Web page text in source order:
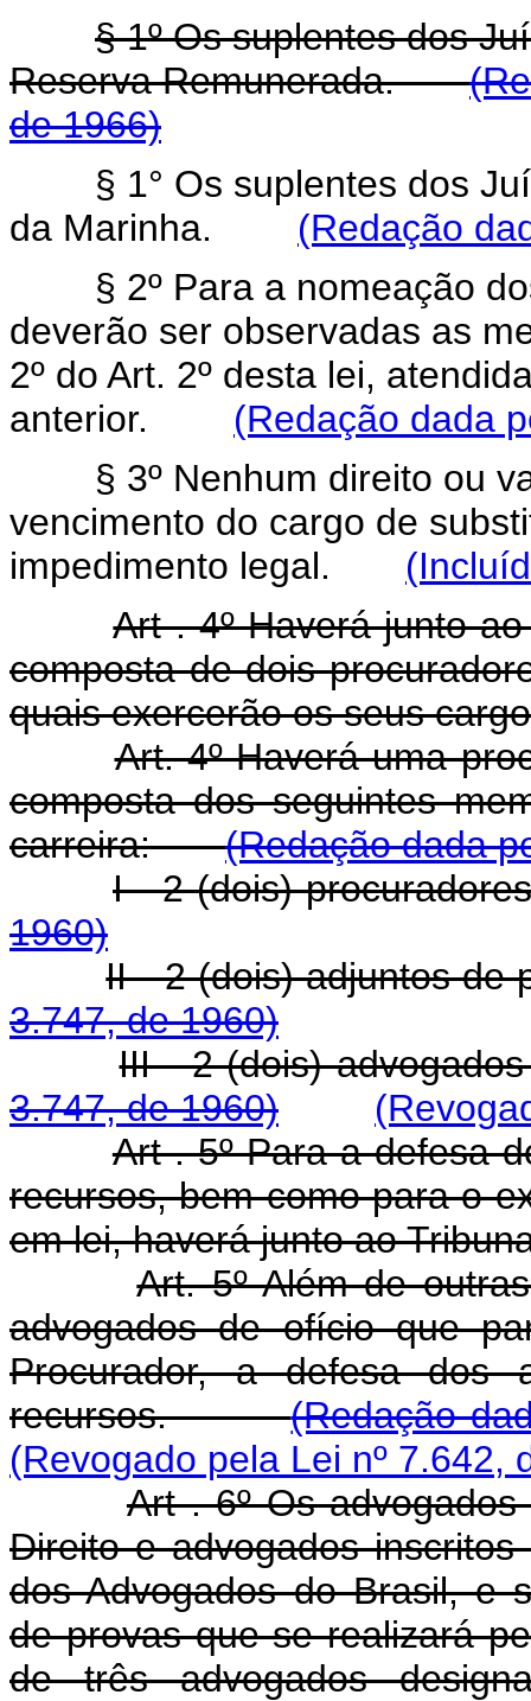
§ 1º Os suplentes dos
Reserva Remunerada.
de 1966)
§ 1° Os suplentes dos
da Marinha. (Redação
§ 2º Para a nomeação
deverão ser observadas as
2º do Art. 2º desta lei,
anterior. (Redação dada
§ 3º Nenhum direito ou
vencimento do cargo de
impedimento legal.
Art . 4º Haverá junto
composta de dois
quais exercerão os seus
Art. 4º Haverá uma
composta dos seguintes
carreira:(Redação dada
I - 2 (dois)
1960)
II - 2 (dois) adjuntos
3.747, de 1960)
III - 2 (dois)
3.747, de 1960)
Art . 5º Para a defesa
recursos, bem como para o
em lei, haverá junto ao
Art. 5º Além de
advogados de ofício que
Procurador, a defesa dos
recursos.(Redação
(Revogado pela Lei nº 7.642,
Art . 6º Os
Direito e advogados
dos Advogados do Brasil, e
de provas que se realizará
de três advogados